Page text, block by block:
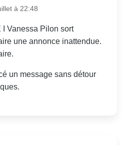
à 22:48
Vanessa Pilon sort
une annonce inattendue.
un message sans détour